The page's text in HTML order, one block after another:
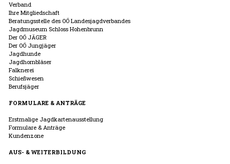
Verband
Ihre Mitgliedschaft
Beratungsstelle des OÖ Landesjagdverbandes
Jagdmuseum Schloss Hohenbrunn
Der OÖ JÄGER
Der OÖ Jungjäger
Jagdhunde
Jagdhornbläser
Falknerei
Schießwesen
Berufsjäger
FORMULARE & ANTRÄGE
Erstmalige Jagdkartenausstellung
Formulare & Anträge
Kundenzone
AUS- & WEITERBILDUNG